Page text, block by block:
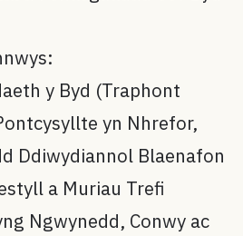
y Byd (Traphont
yn Nhrefor,
Ddiwydiannol Blaenafon
a Muriau Trefi
Ngwynedd, Conwy ac